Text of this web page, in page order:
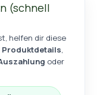
(schnell
helfen dir diese
Produktdetails,
oder